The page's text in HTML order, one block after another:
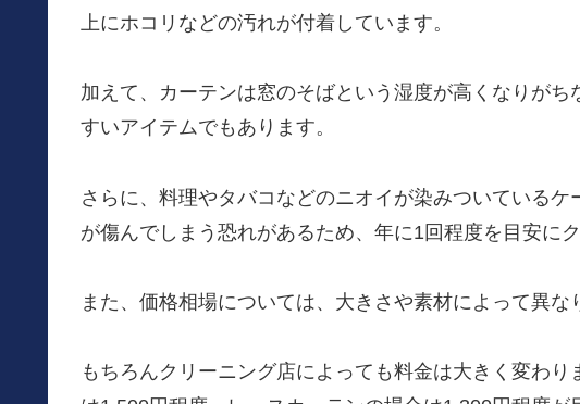
上にホコリなどの汚れが付着しています。
加えて、カーテンは窓のそばという湿度が高くなりが
すいアイテムでもあります。
さらに、料理やタバコなどのニオイが染みついている
が傷んでしまう恐れがあるため、年に1回程度を目安に
また、価格相場については、大きさや素材によって異な
もちろんクリーニング店によっても料金は大きく変わ